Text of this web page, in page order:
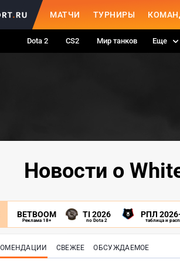
МАТЧИ ТУРНИРЫ
Dota 2 CS2 Мир танков Еще
Новости о
BETBOOM
Реклама 18+
TI 2026
по Dota 2
РПЛ
таблица и
СВЕЖЕЕ ОБСУЖДАЕМОЕ